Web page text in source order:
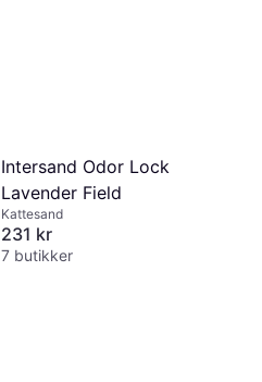
Intersand Odor Lock
Lavender Field
Kattesand
231 kr
7 butikker